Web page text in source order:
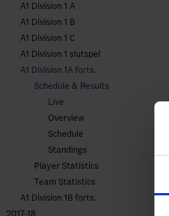
A1 Division 1 A
A1 Division 1 B
A1 Division 1 C
A1 Division 1 slutspel
A1 Division 1A forts.
Schedule & Results
Live
Overview
Schedule
Standings
Player Statistics
Team Statistics
A1 Division 1B forts.
2017-18